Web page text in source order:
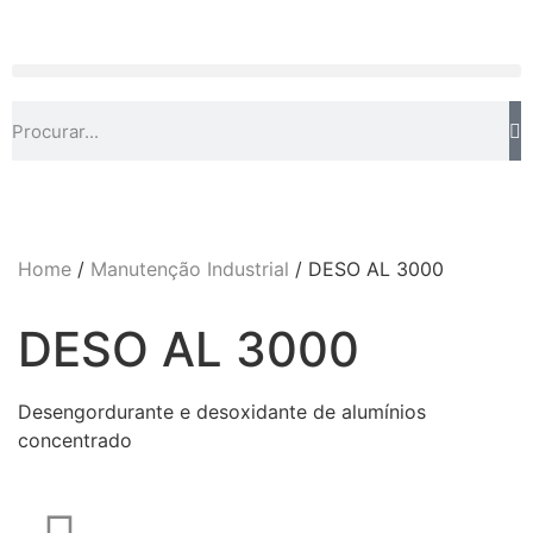
Home / Manutenção Industrial / DESO AL 3000
DESO AL 3000
Desengordurante e desoxidante de alumínios
concentrado